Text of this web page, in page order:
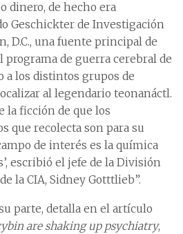
dinero, de hecho era
Geschickter de Investigación
D.C., una fuente principal de
de guerra cerebral de
a los distintos grupos de
al legendario teonanáctl.
la ficción de que los
que recolecta son para su
de interés es la química
escribió el jefe de la División
la CIA, Sidney Gotttlieb”.
parte, detalla en el artículo
are shaking up psychiatry,